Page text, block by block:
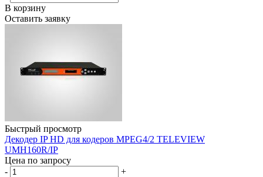
В корзину
Оставить заявку
Быстрый просмотр
Декодер IP HD для кодеров MPEG4/2 TELEVIEW
UMH160R/IP
Цена по запросу
-
+